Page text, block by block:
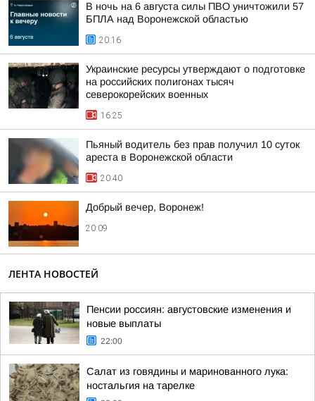
В ночь на 6 августа силы ПВО уничтожили 57
БПЛА над Воронежской областью
20:16
Украинские ресурсы утверждают о подготовке
на российских полигонах тысяч
северокорейских военных
16:25
Пьяный водитель без прав получил 10 суток
ареста в Воронежской области
20:40
Добрый вечер, Воронеж!
20:09
ЛЕНТА НОВОСТЕЙ
Пенсии россиян: августовские изменения и
новые выплаты
22:00
Салат из говядины и маринованного лука:
ностальгия на тарелке